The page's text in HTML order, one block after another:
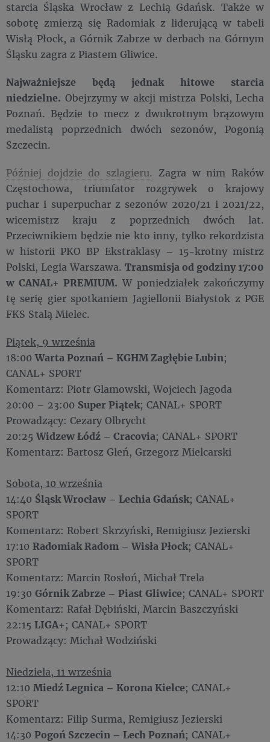
starcia Śląska Wrocław z Lechią Gdańsk. Także w
sobotę zmierzą się Radomiak z liderującą w tabeli
Wisłą Płock, a Górnik Zabrze w derbach na Górnym
Śląsku zagra z Piastem Gliwice.
Najważniejsze będą jednak hitowe starcia
niedzielne. Obejrzymy w akcji mistrza Polski, Lecha
Poznań. Będzie to mecz z dwukrotnym brązowym
medalistą poprzednich dwóch sezonów, Pogonią
Szczecin.
Później dojdzie do szlagieru.
Zagra w nim Raków
Częstochowa, triumfator rozgrywek o krajowy
puchar i superpuchar z sezonów 2020/21 i 2021/22,
wicemistrz kraju z poprzednich dwóch lat.
Przeciwnikiem będzie nie kto inny, tylko rekordzista
w historii PKO BP Ekstraklasy – 15-krotny mistrz
Polski, Legia Warszawa. Transmisja od godziny 17:00
w CANAL+ PREMIUM. W poniedziałek zakończymy
tę serię gier spotkaniem Jagiellonii Białystok z PGE
FKS Stalą Mielec.
Piątek, 9 września
18:00Warta Poznań – KGHM Zagłębie Lubin;
CANAL+ SPORT
Komentarz: Piotr Glamowski, Wojciech Jagoda
20:00 – 23:00 Super Piątek; CANAL+ SPORT
Prowadzący: Cezary Olbrycht
20:25Widzew Łódź – Cracovia; CANAL+ SPORT
Komentarz: Bartosz Gleń, Grzegorz Mielcarski
Sobota, 10 września
14:40 Śląsk Wrocław – Lechia Gdańsk; CANAL+
SPORT
Komentarz: Robert Skrzyński, Remigiusz Jezierski
17:10 Radomiak Radom – Wisła Płock; CANAL+
SPORT
Komentarz: Marcin Rosłoń, Michał Trela
19:30 Górnik Zabrze – Piast Gliwice; CANAL+ SPORT
Komentarz: Rafał Dębiński, Marcin Baszczyński
22:15 LIGA+; CANAL+ SPORT
Prowadzący: Michał Wodziński
Niedziela, 11 września
12:10 Miedź Legnica – Korona Kielce; CANAL+
SPORT
Komentarz: Filip Surma, Remigiusz Jezierski
14:30 Pogoń Szczecin – Lech Poznań; CANAL+